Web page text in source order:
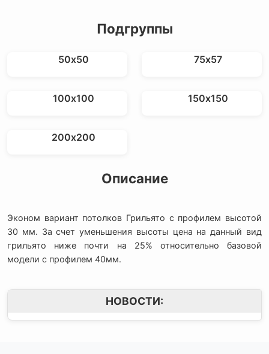
Подгруппы
50х50 75х57
100х100 150х150
200х200
Описание
Эконом вариант потолков Грильято с профилем высотой
30 мм. За счет уменьшения высоты цена на данный вид
грильято ниже почти на 25% относительно базовой
модели с профилем 40мм.
НОВОСТИ: